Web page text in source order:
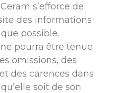
s’efforce de
des informations
possible.
pourra être tenue
omissions, des
des carences dans
soit de son